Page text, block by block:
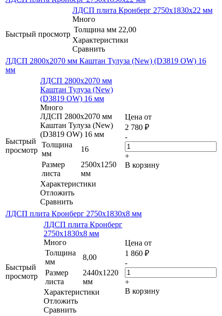
Быстрый просмотр
ЛДСП плита Кронберг 2750х1830x22 мм
Много
Толщина мм 22,00
Характеристики
Сравнить
ЛДСП 2800х2070 мм Каштан Тулуза (New) (D3819 OW) 16
мм
Быстрый
просмотр
ЛДСП 2800х2070 мм
Каштан Тулуза (New)
(D3819 OW) 16 мм
Много
ЛДСП 2800х2070 мм
Каштан Тулуза (New)
(D3819 OW) 16 мм
Толщина
мм
16
Размер
листа
2500х1250
мм
Характеристики
Отложить
Сравнить
Цена от
2 780 ₽
-
+
В корзину
ЛДСП плита Кронберг 2750х1830x8 мм
Быстрый
просмотр
ЛДСП плита Кронберг
2750х1830x8 мм
Много
Толщина
мм
8,00
Размер
листа
2440х1220
мм
Характеристики
Отложить
Сравнить
Цена от
1 860 ₽
-
+
В корзину